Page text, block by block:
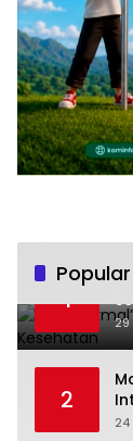
1
29
2